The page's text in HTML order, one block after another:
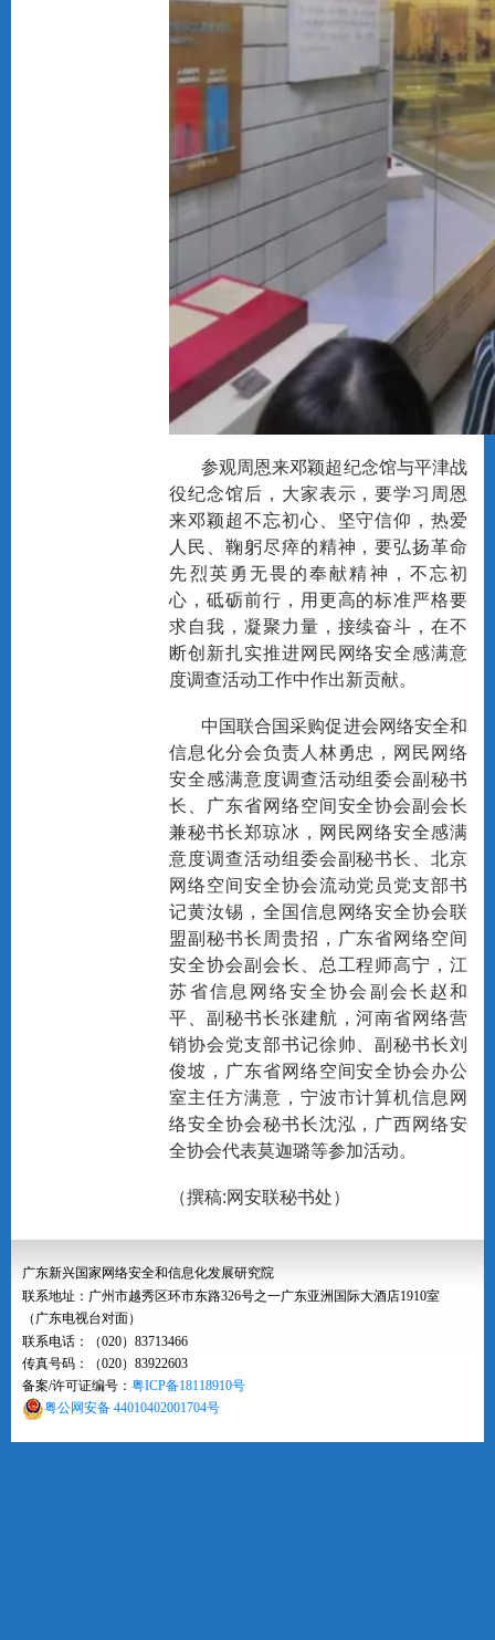
参观周恩来邓颖超纪念馆与平津战
役纪念馆后，大家表示，要学习周恩
来邓颖超不忘初心、坚守信仰，热爱
人民、鞠躬尽瘁的精神，要弘扬革命
先烈英勇无畏的奉献精神，不忘初
心，砥砺前行，用更高的标准严格要
求自我，凝聚力量，接续奋斗，在不
断创新扎实推进网民网络安全感满意
度调查活动工作中作出新贡献。
中国联合国采购促进会网络安全和
信息化分会负责人林勇忠，网民网络
安全感满意度调查活动组委会副秘书
长、广东省网络空间安全协会副会长
兼秘书长郑琼冰，网民网络安全感满
意度调查活动组委会副秘书长、北京
网络空间安全协会流动党员党支部书
记黄汝锡，全国信息网络安全协会联
盟副秘书长周贵招，广东省网络空间
安全协会副会长、总工程师高宁，江
苏省信息网络安全协会副会长赵和
平、副秘书长张建航，河南省网络营
销协会党支部书记徐帅、副秘书长刘
俊坡，广东省网络空间安全协会办公
室主任方满意，宁波市计算机信息网
络安全协会秘书长沈泓，广西网络安
全协会代表莫迦璐等参加活动。
（撰稿:网安联秘书处）
广东新兴国家网络安全和信息化发展研究院
联系地址：广州市越秀区环市东路326号之一广东亚洲国际大酒店1910室
（广东电视台对面）
联系电话：（020）83713466
传真号码：（020）83922603
备案/许可证编号： 粤ICP备18118910号
粤公网安备 44010402001704号